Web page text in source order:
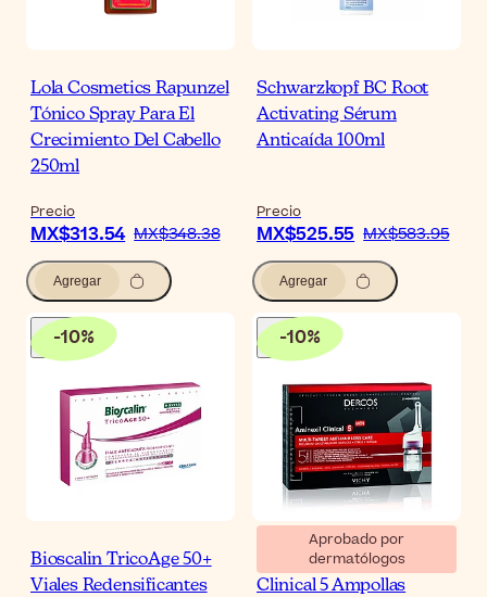
Lola Cosmetics Rapunzel
Tónico Spray Para El
Crecimiento Del Cabello
250ml
Precio
MX$313.54 MX$348.38
Agregar
Schwarzkopf BC Root
Activating Sérum
Anticaída 100ml
Precio
MX$525.55 MX$583.95
Agregar
-10%
Bioscalin TricoAge 50+
Viales Redensificantes
-10%
Aprobado por
dermatólogos
Vichy Dercos Aminexil
Clinical 5 Ampollas